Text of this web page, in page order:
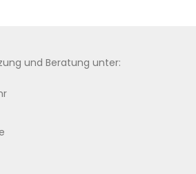
und Beratung unter: